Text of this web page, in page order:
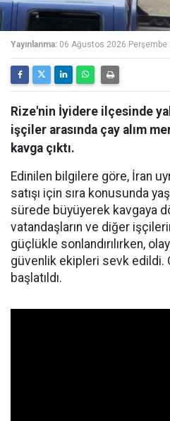
Yayınlanma: 06 Ağustos 2026 Perşembe
Rize'nin İyidere ilçesinde
işçiler arasında çay alım
kavga çıktı.
Edinilen bilgilere göre, İran
satışı için sıra konusunda
sürede büyüyerek kavgaya
vatandaşların ve diğer
güçlükle sonlandırılırken,
güvenlik ekipleri sevk edildi.
başlatıldı.